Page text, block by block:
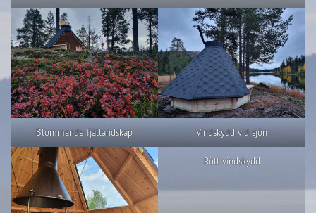
Blommande fjällandskap Vindskydd vid sjön
Rött vindskydd